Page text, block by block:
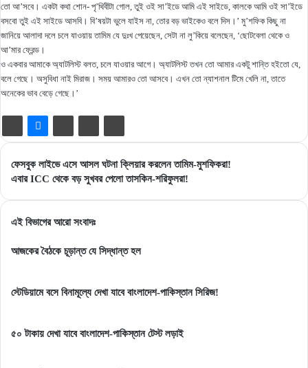
তো আ’সবে। একটা কথা শোন- পৃ’থিবীটা গোল, তুই ওই সা’ইডে আমি এই সাইডে, কালকে আমি ওই সা’ইডে
বসবো তুই এই সাইডে আসবি। বি’ষয়টা ভুলে যাইস না, তোর বড় ভাইকেও বলে দিস।’ মু’শফিক কিছু না
জানিয়ে আলাদা দলে চলে যাওয়ায় তামিম যে দুঃখ পেয়েছেন, সেটা না লু’কিয়ে বলেছেন, ‘ছোটবেলা থেকে ও
আ’মার ফ্রেন্ড।
ও একবার আমাকে অ্যাটলিস্ট বলত, চলে যাওয়ার আগে। অ্যাটলিস্ট তখন তো আমার একটু শান্তি হইতো যে,
বলে গেছে। অসুবিধা নাই মিরাজ। সময় আমারও তো আসবে। এখন তো ন্যাশনাল টিমে খেলি না, তাতে
অনেকের ভাব বেড়ে গেছে।’
ফেসবুক
লাইভে
ঘটনা
করলেন
ফেসবুক লাইভে এসে আসল ঘটনা ক্লিয়ার করলেন তামিম-মুশফিকরা!
এবার
বড়
পেলো
এবার ICC থেকে বড় সুখবর পেলো তাসকিন-শরিফুলরা!
এই বিভাগের আরো সংবাদঃ
আজকের বৈঠকে চূড়ান্ত যে সিদ্ধান্ত হল
স্টেডিয়ামে বসে বিনামূল্যে দেখা যাবে বাংলাদেশ-পাকিস্তান সিরিজ!
৫০ টাকায় দেখা যাবে বাংলাদেশ-পাকিস্তান টেস্ট লড়াই